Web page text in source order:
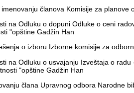
članova Komisije za planove
na Odluku o dopuni Odluke o ceni
"opštine Gadžin Han
o izboru Izborne komisije za
na Odluku o usvajanju Izveštaja o
"opštine Gadžin Han
člana Upravnog odbora Narodne